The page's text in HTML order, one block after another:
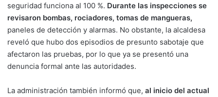
seguridad funciona al 100 %. Durante las inspecciones se
revisaron bombas, rociadores, tomas de mangueras,
paneles de detección y alarmas. No obstante, la alcaldesa
reveló que hubo dos episodios de presunto sabotaje que
afectaron las pruebas, por lo que ya se presentó una
denuncia formal ante las autoridades.
La administración también informó que, al inicio del actual